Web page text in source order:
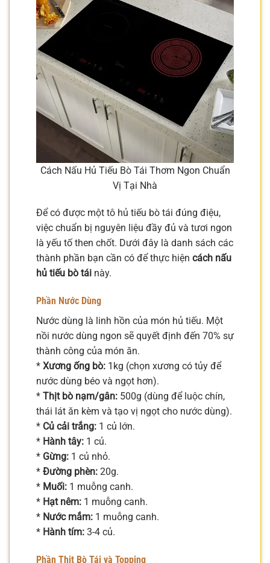
Cách Nấu Hủ Tiếu Bò Tái Thơm Ngon Chuẩn
Vị Tại Nhà
Để có được một tô hủ tiếu bò tái đúng điệu,
việc chuẩn bị nguyên liệu đầy đủ và tươi ngon
là yếu tố then chốt. Dưới đây là danh sách các
thành phần bạn cần có để thực hiện cách nấu
hủ tiếu bò tái này.
Phần Nước Dùng
Nước dùng là linh hồn của món hủ tiếu. Một
nồi nước dùng ngon sẽ quyết định đến 70% sự
thành công của món ăn.
* Xương ống bò: 1kg (chọn xương có tủy để
nước dùng béo và ngọt hơn).
* Thịt bò nạm/gân: 500g (dùng để luộc chín,
thái lát ăn kèm và tạo vị ngọt cho nước dùng).
* Củ cải trắng: 1 củ lớn.
* Hành tây: 1 củ.
* Gừng: 1 củ nhỏ.
* Đường phèn: 20g.
* Muối: 1 muỗng canh.
* Hạt nêm: 1 muỗng canh.
* Nước mắm: 1 muỗng canh.
* Hành tím: 3-4 củ.
Phần Thịt Bò Tái và Topping